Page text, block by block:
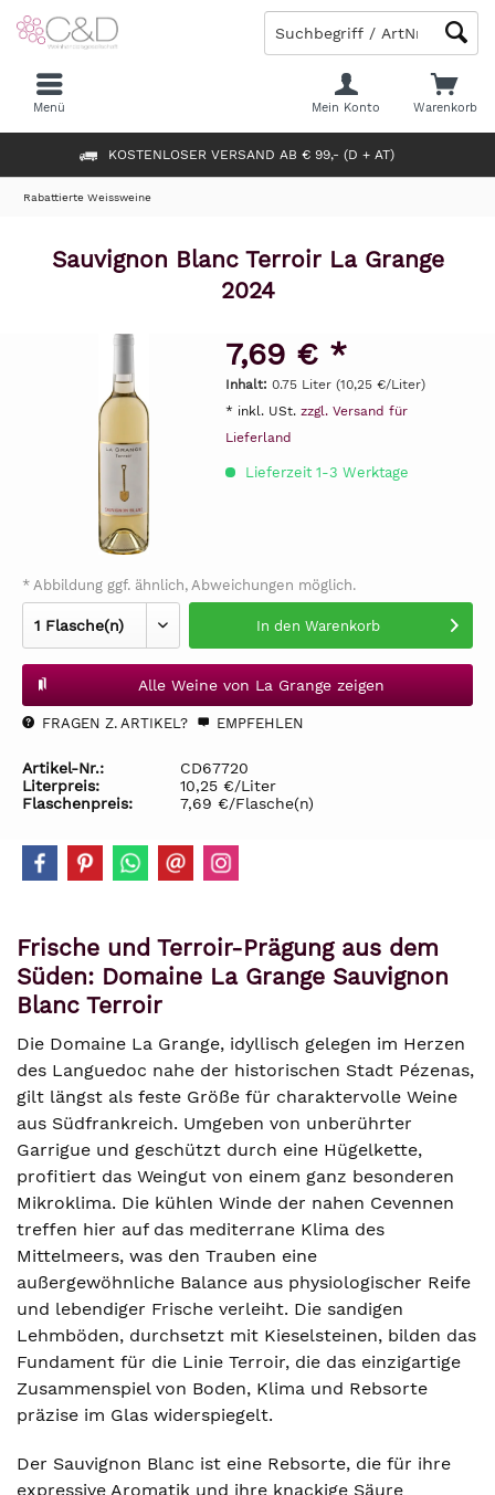
KOSTENLOSER VERSAND AB € 99,- (D + AT)
Warenkorb
Mein Konto
Menü
Rabattierte Weissweine
Sauvignon Blanc Terroir La Grange
2024
7,69 € *
Inhalt: 0.75 Liter (10,25 €/Liter)
* inkl. USt. zzgl. Versand für
Lieferland
Lieferzeit 1-3 Werktage
* Abbildung ggf. ähnlich, Abweichungen möglich.
In den Warenkorb
Alle Weine von La Grange zeigen
FRAGEN Z. ARTIKEL? EMPFEHLEN
Artikel-Nr.:
CD67720
Literpreis:
10,25 €/Liter
Flaschenpreis:
7,69 €/Flasche(n)
Frische und Terroir-Prägung aus dem
Süden: Domaine La Grange Sauvignon
Blanc Terroir
Die Domaine La Grange, idyllisch gelegen im Herzen
des Languedoc nahe der historischen Stadt Pézenas,
gilt längst als feste Größe für charaktervolle Weine
aus Südfrankreich. Umgeben von unberührter
Garrigue und geschützt durch eine Hügelkette,
profitiert das Weingut von einem ganz besonderen
Mikroklima. Die kühlen Winde der nahen Cevennen
treffen hier auf das mediterrane Klima des
Mittelmeers, was den Trauben eine
außergewöhnliche Balance aus physiologischer Reife
und lebendiger Frische verleiht. Die sandigen
Lehmböden, durchsetzt mit Kieselsteinen, bilden das
Fundament für die Linie Terroir, die das einzigartige
Zusammenspiel von Boden, Klima und Rebsorte
präzise im Glas widerspiegelt.
Der Sauvignon Blanc ist eine Rebsorte, die für ihre
expressive Aromatik und ihre knackige Säure